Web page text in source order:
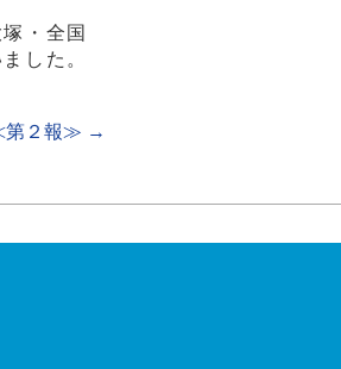
・全国
した。
第２報≫ →